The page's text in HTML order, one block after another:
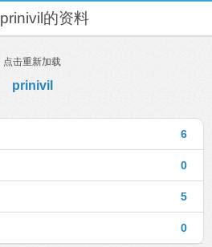
prinivil的资料
点击重新加载
prinivil
6
0
5
0